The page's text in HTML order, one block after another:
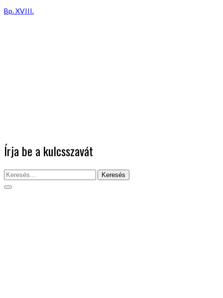
Bp. XVIII.
Írja be a kulcsszavát
Keresés